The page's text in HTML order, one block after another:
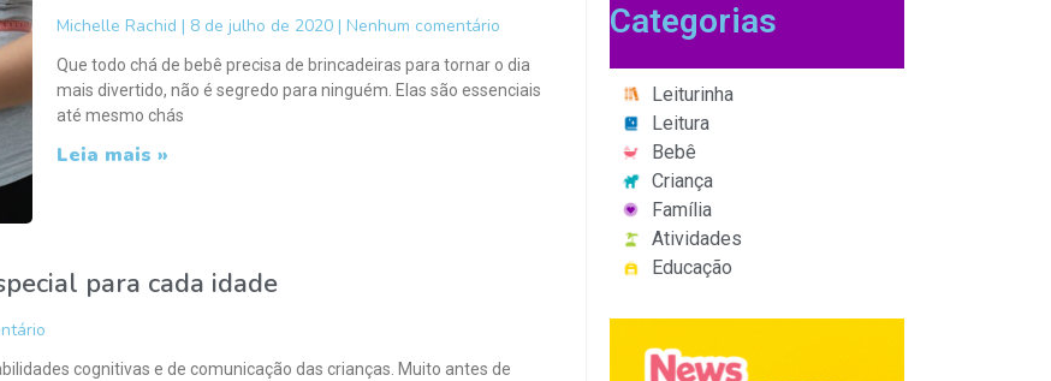
Michelle Rachid 8 de julho de 2020 Nenhum comentário
Que todo chá de bebê precisa de brincadeiras para tornar o dia
mais divertido, não é segredo para ninguém. Elas são essenciais
até mesmo chás
Leia mais »
para cada idade
cognitivas e de comunicação das crianças. Muito antes de
Categorias
Leiturinha
Leitura
Bebê
Criança
Família
Atividades
Educação